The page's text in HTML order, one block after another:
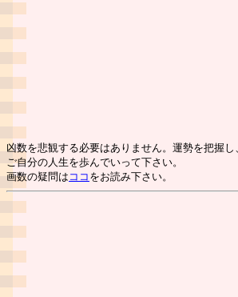
凶数を悲観する必要はありません。運勢を把握
ご自分の人生を歩んでいって下さい。
画数の疑問は ココ をお読み下さい。